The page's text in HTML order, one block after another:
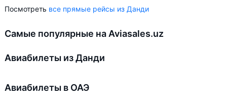
Посмотреть все прямые рейсы из Данди
Самые популярные на Aviasales.uz
Авиабилеты из Данди
Авиабилеты в ОАЭ